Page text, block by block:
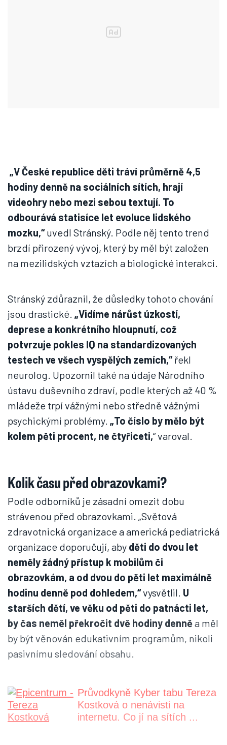
„V České republice děti tráví průměrně 4,5
hodiny denně na sociálních sítích, hrají
videohry nebo mezi sebou textují. To
odbourává statisíce let evoluce lidského
mozku,“uvedl Stránský. Podle něj tento trend
brzdí přirozený vývoj, který by měl být založen
na mezilidských vztazích a biologické interakci.
Stránský zdůraznil, že důsledky tohoto chování
jsou drastické. „Vidíme nárůst úzkostí,
deprese a konkrétního hloupnutí, což
potvrzuje pokles IQ na standardizovaných
testech ve všech vyspělých zemích,“řekl
neurolog. Upozornil také na údaje Národního
ústavu duševního zdraví, podle kterých až 40 %
mládeže trpí vážnými nebo středně vážnými
psychickými problémy. „To číslo by mělo být
kolem pěti procent, ne čtyřiceti,“ varoval.
Kolik času před obrazovkami?
Podle odborníků je zásadní omezit dobu
strávenou před obrazovkami. „Světová
zdravotnická organizace a americká pediatrická
organizace doporučují, aby děti do dvou let
neměly žádný přístup k mobilům či
obrazovkám, a od dvou do pěti let maximálně
hodinu denně pod dohledem,“vysvětlil. U
starších dětí, ve věku od pěti do patnácti let,
by čas neměl překročit dvě hodiny denněa měl
by být věnován edukativním programům, nikoli
pasivnímu sledování obsahu.
Průvodkyně Kyber tabu Tereza
Kostková o nenávisti na
internetu. Co jí na sítích ...